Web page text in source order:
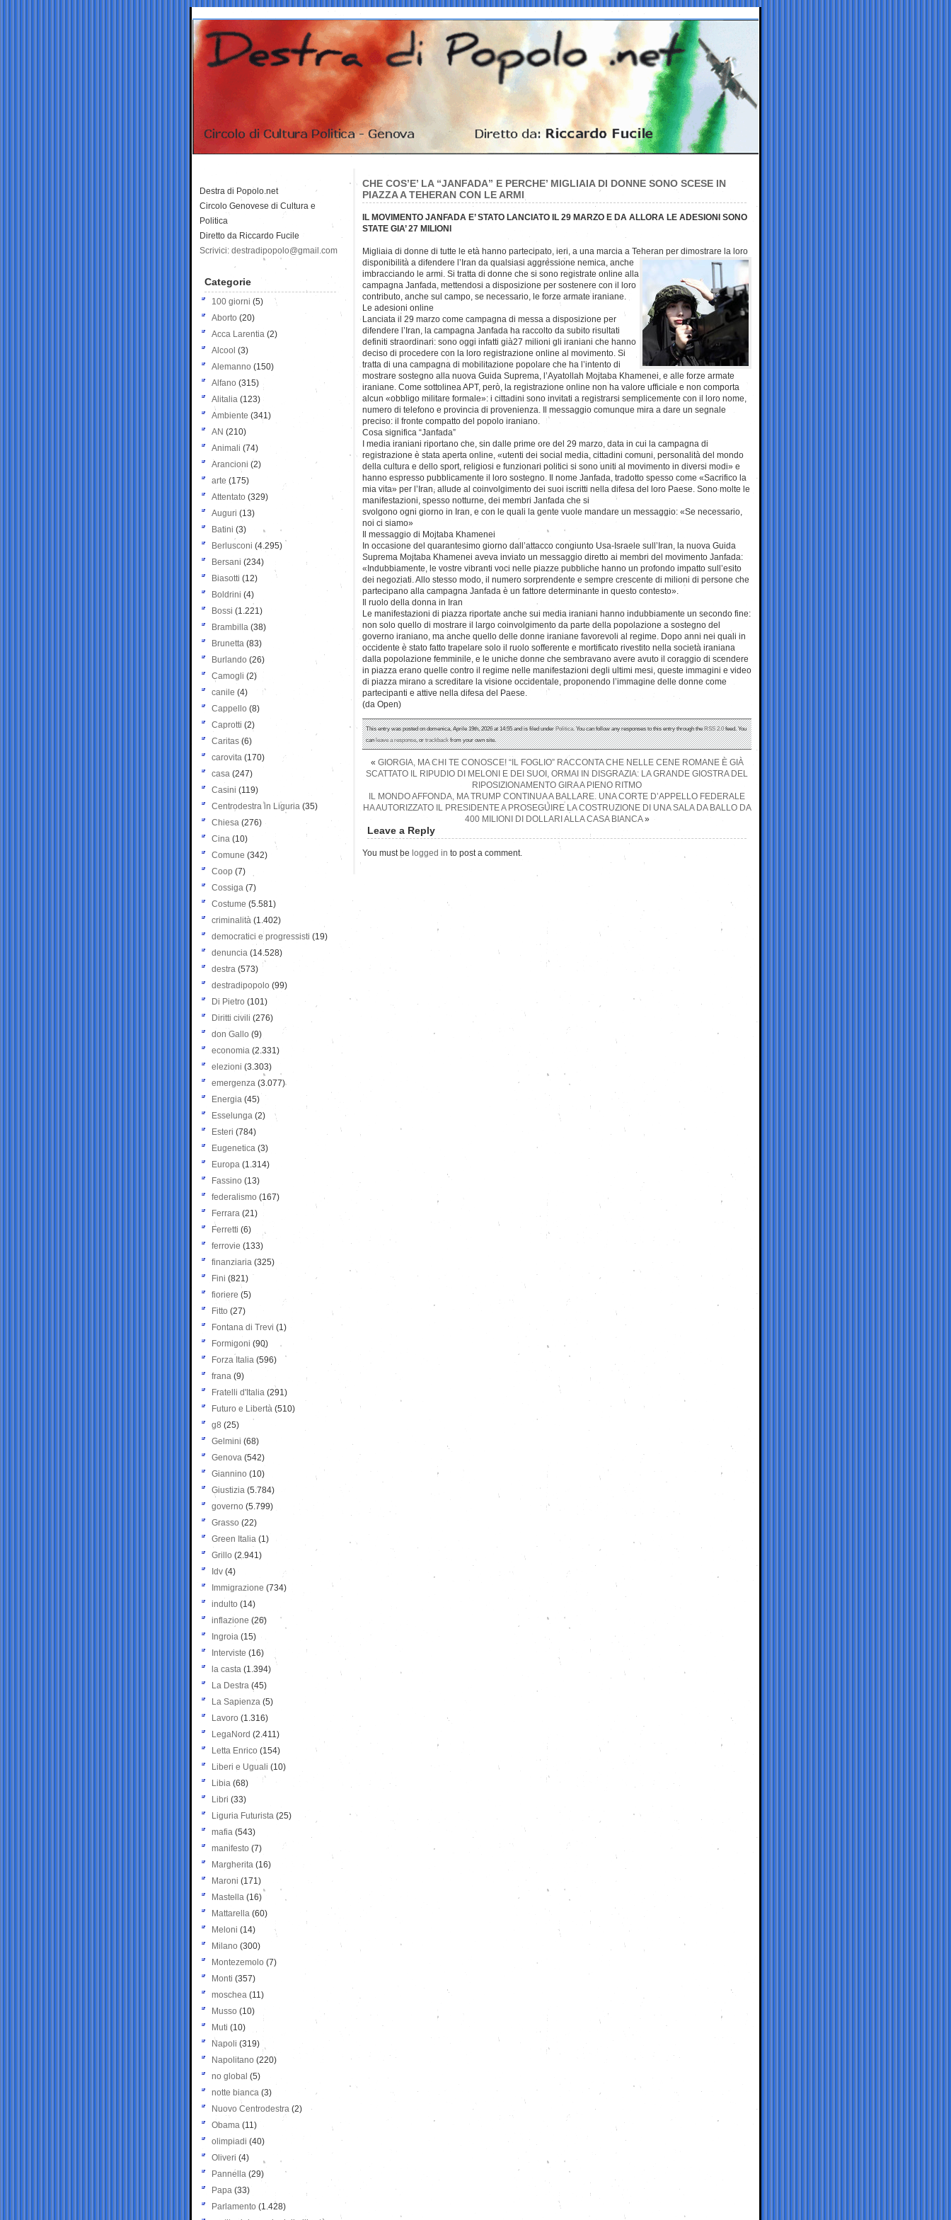
CHE COS’E’ LA “JANFADA” E PERCHE’ MIGLIAIA DI DONNE SONO SCESE IN
PIAZZA A TEHERAN CON LE ARMI
IL MOVIMENTO JANFADA E’ STATO LANCIATO IL 29 MARZO E DA ALLORA LE ADESIONI SONO
STATE GIA’ 27 MILIONI
Migliaia di donne di tutte le età hanno partecipato, ieri, a una marcia a Teheran per dimostrare la loro
disponibilità a difendere l’Iran da qualsiasi aggressione nemica, anche
imbracciando le armi. Si tratta di donne che si sono registrate online alla
campagna Janfada, mettendosi a disposizione per sostenere con il loro
contributo, anche sul campo, se necessario, le forze armate iraniane.
Le adesioni online
Lanciata il 29 marzo come campagna di messa a disposizione per
difendere l’Iran, la campagna Janfada ha raccolto da subito risultati
definiti straordinari: sono oggi infatti già27 milioni gli iraniani che hanno
deciso di procedere con la loro registrazione online al movimento. Si
tratta di una campagna di mobilitazione popolare che ha l’intento di
mostrare sostegno alla nuova Guida Suprema, l’Ayatollah Mojtaba Khamenei, e alle forze armate
iraniane. Come sottolinea APT, però, la registrazione online non ha valore ufficiale e non comporta
alcun «obbligo militare formale»: i cittadini sono invitati a registrarsi semplicemente con il loro nome,
numero di telefono e provincia di provenienza. Il messaggio comunque mira a dare un segnale
preciso: il fronte compatto del popolo iraniano.
Cosa significa “Janfada”
I media iraniani riportano che, sin dalle prime ore del 29 marzo, data in cui la campagna di
registrazione è stata aperta online, «utenti dei social media, cittadini comuni, personalità del mondo
della cultura e dello sport, religiosi e funzionari politici si sono uniti al movimento in diversi modi» e
hanno espresso pubblicamente il loro sostegno. Il nome Janfada, tradotto spesso come «Sacrifico la
mia vita» per l’Iran, allude al coinvolgimento dei suoi iscritti nella difesa del loro Paese. Sono molte le
manifestazioni, spesso notturne, dei membri Janfada che si
svolgono ogni giorno in Iran, e con le quali la gente vuole mandare un messaggio: «Se necessario,
noi ci siamo»
Il messaggio di Mojtaba Khamenei
In occasione del quarantesimo giorno dall’attacco congiunto Usa-Israele sull’Iran, la nuova Guida
Suprema Mojtaba Khamenei aveva inviato un messaggio diretto ai membri del movimento Janfada:
«Indubbiamente, le vostre vibranti voci nelle piazze pubbliche hanno un profondo impatto sull’esito
dei negoziati. Allo stesso modo, il numero sorprendente e sempre crescente di milioni di persone che
partecipano alla campagna Janfada è un fattore determinante in questo contesto».
Il ruolo della donna in Iran
Le manifestazioni di piazza riportate anche sui media iraniani hanno indubbiamente un secondo fine:
non solo quello di mostrare il largo coinvolgimento da parte della popolazione a sostegno del
governo iraniano, ma anche quello delle donne iraniane favorevoli al regime. Dopo anni nei quali in
occidente è stato fatto trapelare solo il ruolo sofferente e mortificato rivestito nella società iraniana
dalla popolazione femminile, e le uniche donne che sembravano avere avuto il coraggio di scendere
in piazza erano quelle contro il regime nelle manifestazioni degli ultimi mesi, queste immagini e video
di piazza mirano a screditare la visione occidentale, proponendo l’immagine delle donne come
partecipanti e attive nella difesa del Paese.
(da Open)
This entry was posted on domenica, Aprile 19th, 2026 at 14:55 and is filed underPolitica. You can follow any responses to this entry through theRSS 2.0feed. You
canleave a response, ortrackbackfrom your own site.
« GIORGIA, MA CHI TE CONOSCE! “IL FOGLIO” RACCONTA CHE NELLE CENE ROMANE È GIÀ
SCATTATO IL RIPUDIO DI MELONI E DEI SUOI, ORMAI IN DISGRAZIA: LA GRANDE GIOSTRA DEL
RIPOSIZIONAMENTO GIRA A PIENO RITMO
IL MONDO AFFONDA, MA TRUMP CONTINUA A BALLARE. UNA CORTE D’APPELLO FEDERALE
HA AUTORIZZATO IL PRESIDENTE A PROSEGUIRE LA COSTRUZIONE DI UNA SALA DA BALLO DA
400 MILIONI DI DOLLARI ALLA CASA BIANCA»
Leave a Reply
You must be logged in to post a comment.
Destra di Popolo.net
Circolo Genovese di Cultura e
Politica
Diretto da Riccardo Fucile
Scrivici: destradipopolo@gmail.com
Categorie
100 giorni (5)
Aborto (20)
Acca Larentia (2)
Alcool (3)
Alemanno (150)
Alfano (315)
Alitalia (123)
Ambiente (341)
AN (210)
Animali (74)
Arancioni (2)
arte (175)
Attentato (329)
Auguri (13)
Batini (3)
Berlusconi (4.295)
Bersani (234)
Biasotti (12)
Boldrini (4)
Bossi (1.221)
Brambilla (38)
Brunetta (83)
Burlando (26)
Camogli (2)
canile (4)
Cappello (8)
Caprotti (2)
Caritas (6)
carovita (170)
casa (247)
Casini (119)
Centrodestra in Liguria (35)
Chiesa (276)
Cina (10)
Comune (342)
Coop (7)
Cossiga (7)
Costume (5.581)
criminalità (1.402)
democratici e progressisti (19)
denuncia (14.528)
destra (573)
destradipopolo (99)
Di Pietro (101)
Diritti civili (276)
don Gallo (9)
economia (2.331)
elezioni (3.303)
emergenza (3.077)
Energia (45)
Esselunga (2)
Esteri (784)
Eugenetica (3)
Europa (1.314)
Fassino (13)
federalismo (167)
Ferrara (21)
Ferretti (6)
ferrovie (133)
finanziaria (325)
Fini (821)
fioriere (5)
Fitto (27)
Fontana di Trevi (1)
Formigoni (90)
Forza Italia (596)
frana (9)
Fratelli d'Italia (291)
Futuro e Libertà (510)
g8 (25)
Gelmini (68)
Genova (542)
Giannino (10)
Giustizia (5.784)
governo (5.799)
Grasso (22)
Green Italia (1)
Grillo (2.941)
Idv (4)
Immigrazione (734)
indulto (14)
inflazione (26)
Ingroia (15)
Interviste (16)
la casta (1.394)
La Destra (45)
La Sapienza (5)
Lavoro (1.316)
LegaNord (2.411)
Letta Enrico (154)
Liberi e Uguali (10)
Libia (68)
Libri (33)
Liguria Futurista (25)
mafia (543)
manifesto (7)
Margherita (16)
Maroni (171)
Mastella (16)
Mattarella (60)
Meloni (14)
Milano (300)
Montezemolo (7)
Monti (357)
moschea (11)
Musso (10)
Muti (10)
Napoli (319)
Napolitano (220)
no global (5)
notte bianca (3)
Nuovo Centrodestra (2)
Obama (11)
olimpiadi (40)
Oliveri (4)
Pannella (29)
Papa (33)
Parlamento (1.428)